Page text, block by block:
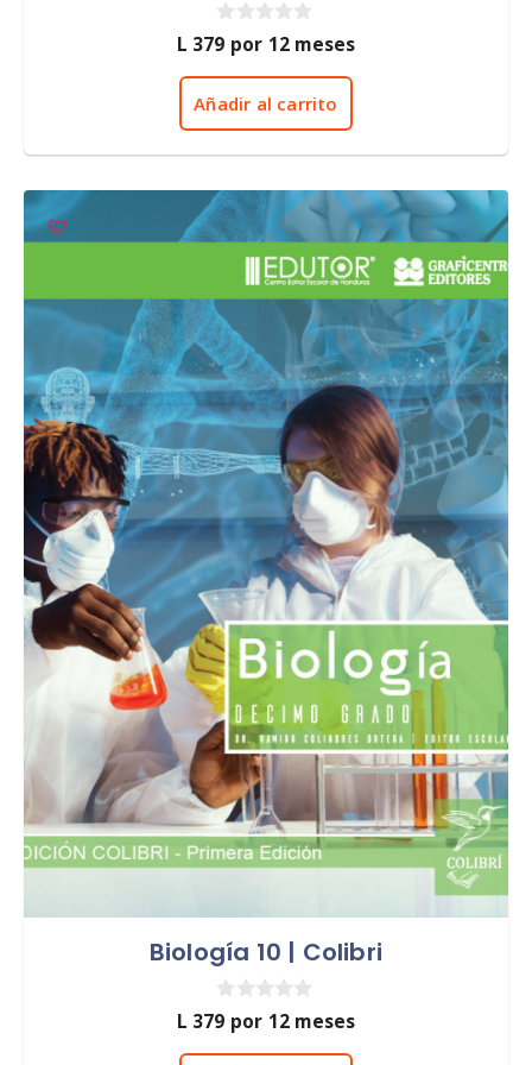
0
d
e
L 379 por 12 meses
Añadir al carrito
Biología 10 | Colibri
0
d
e
L 379 por 12 meses